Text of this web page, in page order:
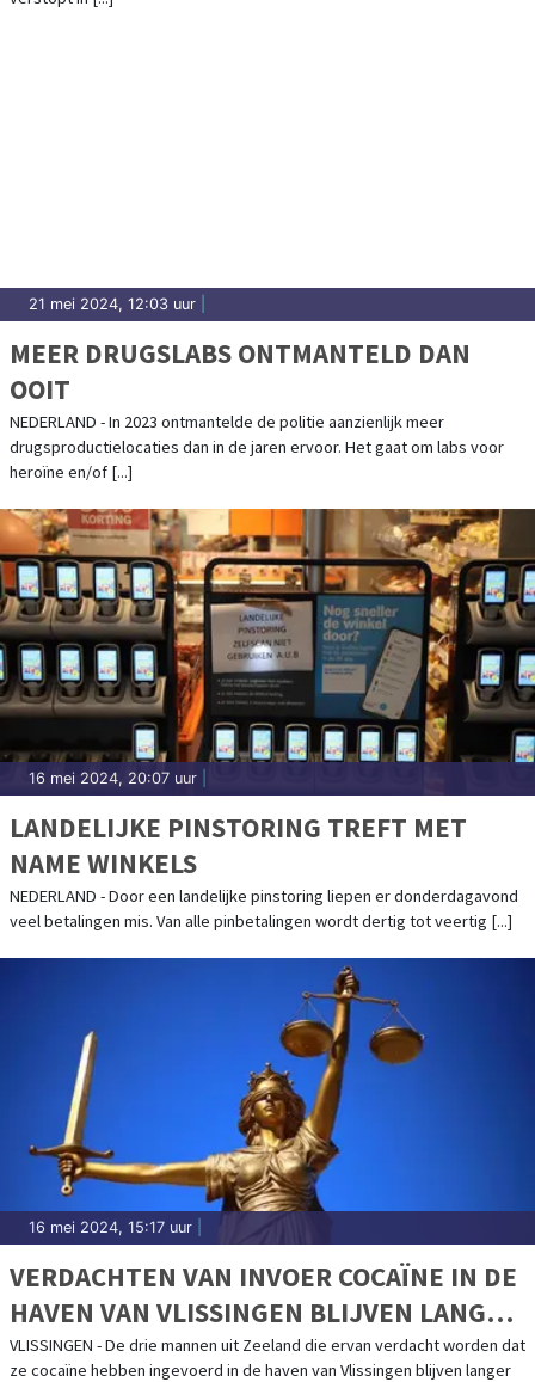
21 mei 2024, 12:03 uur
MEER DRUGSLABS ONTMANTELD DAN
OOIT
NEDERLAND - In 2023 ontmantelde de politie aanzienlijk meer
drugsproductielocaties dan in de jaren ervoor. Het gaat om labs voor
heroïne en/of [...]
16 mei 2024, 20:07 uur
LANDELIJKE PINSTORING TREFT MET
NAME WINKELS
NEDERLAND - Door een landelijke pinstoring liepen er donderdagavond
veel betalingen mis. Van alle pinbetalingen wordt dertig tot veertig [...]
16 mei 2024, 15:17 uur
VERDACHTEN VAN INVOER COCAÏNE IN DE
HAVEN VAN VLISSINGEN BLIJVEN LANGER
VAST
VLISSINGEN - De drie mannen uit Zeeland die ervan verdacht worden dat
ze cocaïne hebben ingevoerd in de haven van Vlissingen blijven langer